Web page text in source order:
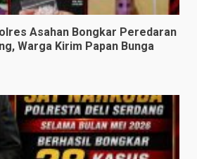
Asahan Bongkar Peredaran
Warga Kirim Papan Bunga